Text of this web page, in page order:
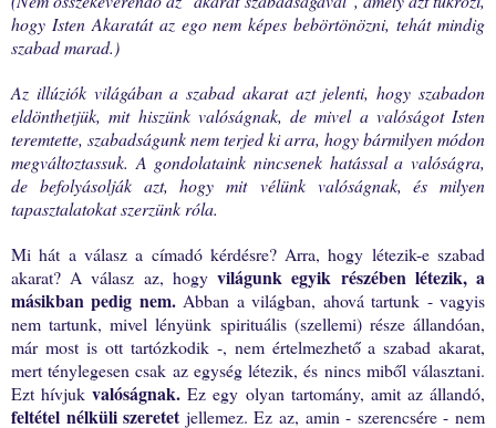
hogy Isten Akaratát az ego nem képes bebörtönözni, tehát mindig
szabad marad.)
Az illúziók világában a szabad akarat azt jelenti, hogy szabadon
eldönthetjük, mit hiszünk valóságnak, de mivel a valóságot Isten
teremtette, szabadságunk nem terjed ki arra, hogy bármilyen módon
megváltoztassuk. A gondolataink nincsenek hatással a valóságra,
de befolyásolják azt, hogy mit vélünk valóságnak, és milyen
tapasztalatokat szerzünk róla.
Mi hát a válasz a címadó kérdésre? Arra, hogy létezik-e szabad
akarat? A válasz az, hogyvilágunk egyik részében létezik, a
másikban pedig nem.Abban a világban, ahová tartunk - vagyis
nem tartunk, mivel lényünk spirituális (szellemi) része állandóan,
már most is ott tartózkodik -, nem értelmezhető a szabad akarat,
mert ténylegesen csak az egység létezik, és nincs miből választani.
Ezt hívjukvalóságnak. Ez egy olyan tartomány, amit az állandó,
feltétel nélküli szeretet jellemez. Ez az, amin - szerencsére - nem